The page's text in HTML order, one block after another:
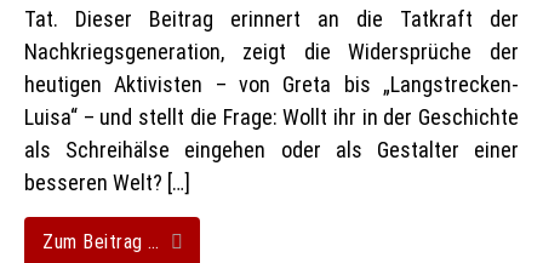
Tat. Dieser Beitrag erinnert an die Tatkraft der
Nachkriegsgeneration, zeigt die Widersprüche der
heutigen Aktivisten – von Greta bis „Langstrecken-
Luisa“ – und stellt die Frage: Wollt ihr in der Geschichte
als Schreihälse eingehen oder als Gestalter einer
besseren Welt? […]
Zum Beitrag …